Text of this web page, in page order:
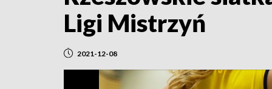
Ligi Mistrzyń
2021-12-08